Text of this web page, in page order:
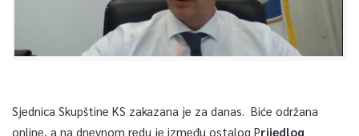
Sjednica Skupštine KS zakazana je za danas. Biće održana
online, a na dnevnom redu je između ostalog Prijedlog